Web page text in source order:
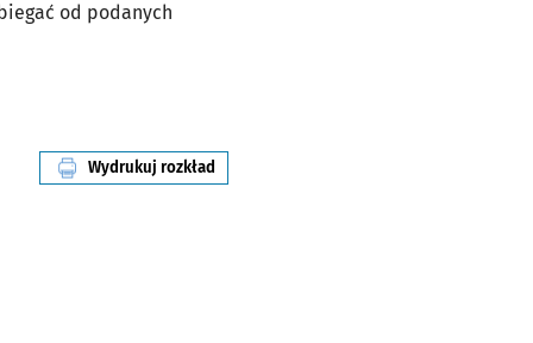
od podanych
Wydrukuj rozkład
linii nr 145